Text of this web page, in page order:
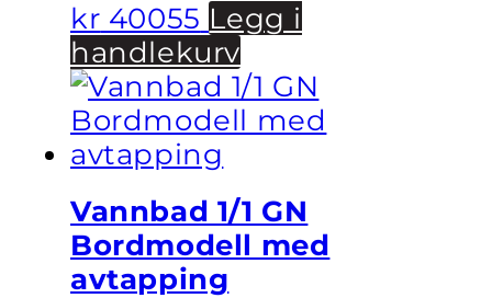
kr 40055 Legg i
handlekurv
Vannbad 1/1 GN
Bordmodell med
avtapping